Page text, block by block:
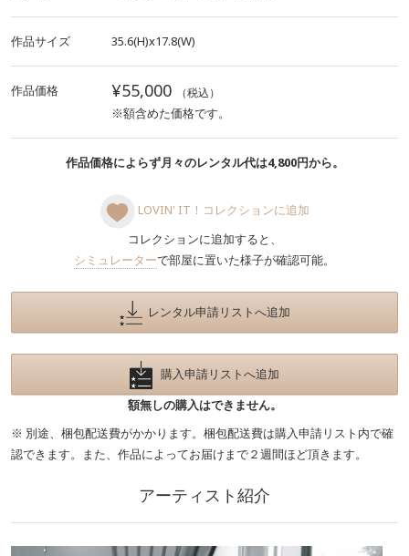
作品サイズ 35.6(H)x17.8(W)
作品価格 ¥55,000 （税込）
※額含めた価格です。
作品価格によらず月々のレンタル代は4,800円から。
LOVIN' IT！コレクションに追加
コレクションに追加すると、
シミュレーターで部屋に置いた様子が確認可能。
レンタル申請リストへ追加
購入申請リストへ追加
額無しの購入はできません。
※ 別途、梱包配送費がかかります。梱包配送費は購入申請リスト内で確
認できます。また、作品によってお届けまで２週間ほど頂きます。
アーティスト紹介